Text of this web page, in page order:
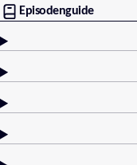
Episodenguide